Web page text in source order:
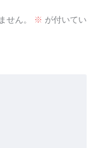
せん。 ※ が付いてい